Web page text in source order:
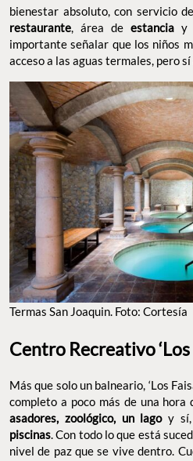
bienestar absoluto, con servicio de
restaurante, área de estanciay
importante señalar que los niños
acceso a las aguas termales, pero sí
Termas San Joaquin. Foto: Cortesía
Centro Recreativo ‘Los
Más que solo un balneario, ‘Los
completo a poco más de una
asadores, zoológico, un lagoy sí,
piscinas . Con todo lo que está
nivel de paz que se vive dentro.